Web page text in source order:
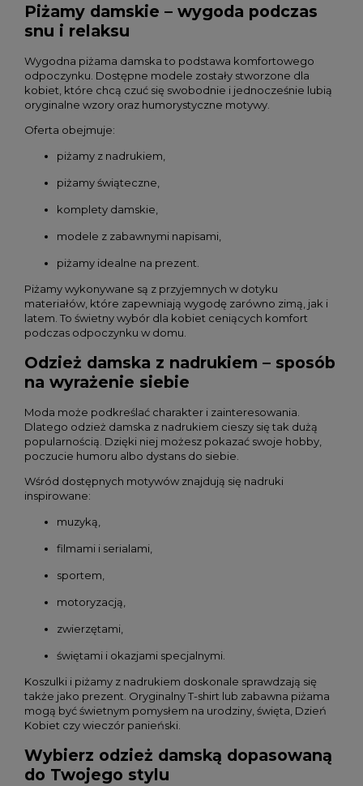
Piżamy damskie – wygoda podczas
snu i relaksu
Wygodna piżama damska to podstawa komfortowego
odpoczynku. Dostępne modele zostały stworzone dla
kobiet, które chcą czuć się swobodnie i jednocześnie lubią
oryginalne wzory oraz humorystyczne motywy.
Oferta obejmuje:
piżamy z nadrukiem,
piżamy świąteczne,
komplety damskie,
modele z zabawnymi napisami,
piżamy idealne na prezent.
Piżamy wykonywane są z przyjemnych w dotyku
materiałów, które zapewniają wygodę zarówno zimą, jak i
latem. To świetny wybór dla kobiet ceniących komfort
podczas odpoczynku w domu.
Odzież damska z nadrukiem – sposób
na wyrażenie siebie
Moda może podkreślać charakter i zainteresowania.
Dlatego odzież damska z nadrukiem cieszy się tak dużą
popularnością. Dzięki niej możesz pokazać swoje hobby,
poczucie humoru albo dystans do siebie.
Wśród dostępnych motywów znajdują się nadruki
inspirowane:
muzyką,
filmami i serialami,
sportem,
motoryzacją,
zwierzętami,
świętami i okazjami specjalnymi.
Koszulki i piżamy z nadrukiem doskonale sprawdzają się
także jako prezent. Oryginalny T-shirt lub zabawna piżama
mogą być świetnym pomysłem na urodziny, święta, Dzień
Kobiet czy wieczór panieński.
Wybierz odzież damską dopasowaną
do Twojego stylu